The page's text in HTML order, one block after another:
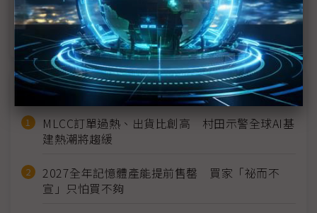
Nanomade量子穿隧感測技術亮相Touch Taiwan
NB、穿戴裝置都可應用
近７天熱門報導
MLCC訂單過熱、出貨比創高 村田示警全球AI基
建熱潮將趨緩
2027全年記憶體產能提前售罄 買家「祕而不
宣」只怕買不夠